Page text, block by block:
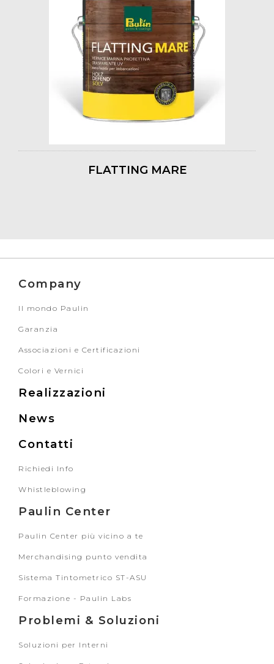
FLATTING MARE
Company
Il mondo Paulin
Garanzia
Associazioni e Certificazioni
Colori e Vernici
Realizzazioni
News
Contatti
Richiedi Info
Whistleblowing
Paulin Center
Paulin Center più vicino a te
Merchandising punto vendita
Sistema Tintometrico ST-ASU
Formazione - Paulin Labs
Problemi & Soluzioni
Soluzioni per Interni